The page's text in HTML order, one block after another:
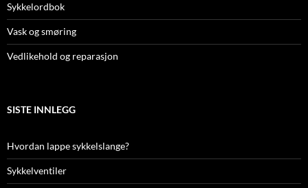
Sykkelordbok
Vask og smøring
Vedlikehold og reparasjon
SISTE INNLEGG
Hvordan lappe sykkelslange?
Sykkelventiler